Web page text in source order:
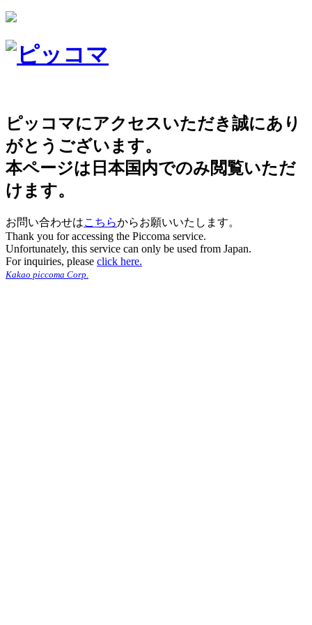
ピッコマにアクセスいただき誠にあり
がとうございます。
本ページは日本国内でのみ閲覧いただ
けます。
お問い合わせはこちらからお願いいたします。
Thank you for accessing the Piccoma service.
Unfortunately, this service can only be used from Japan.
For inquiries, please click here.
Kakao piccoma Corp.